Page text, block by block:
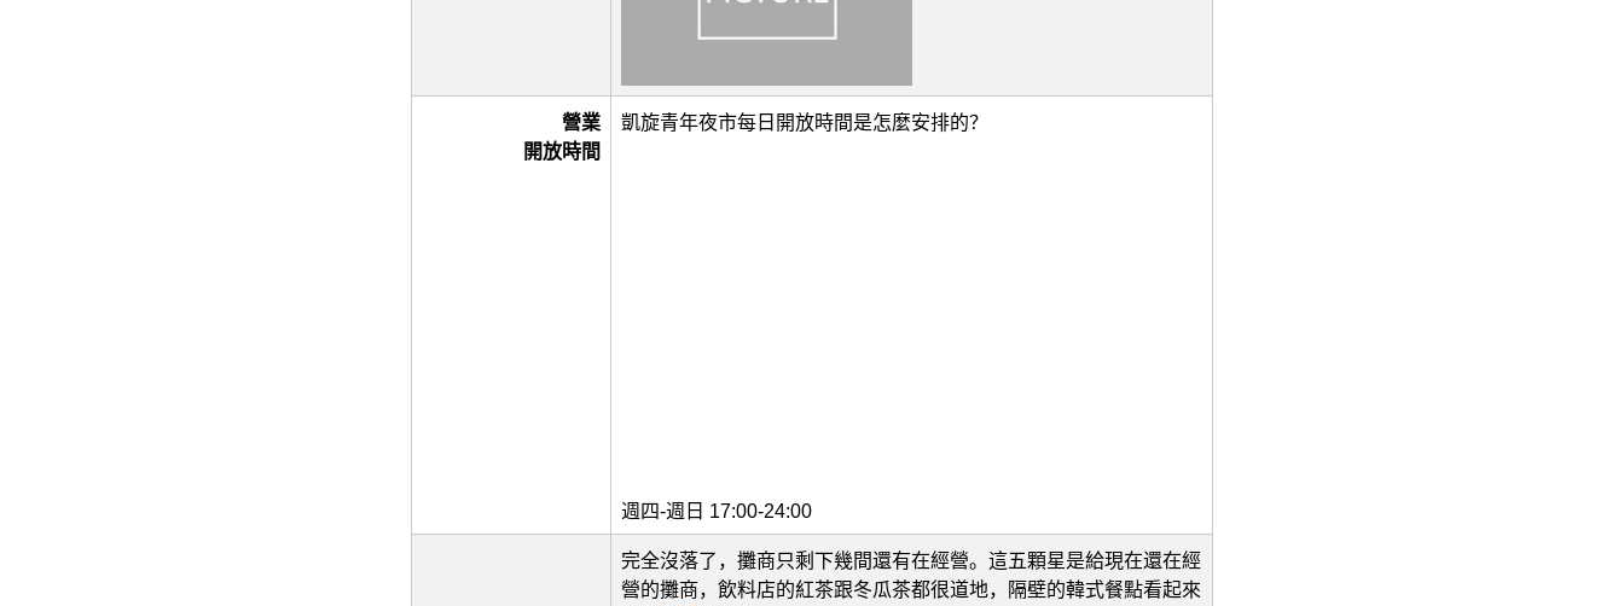
營業
開放時間
凱旋青年夜市每日開放時間是怎麼安排的？
週四-週日 17:00-24:00
完全沒落了，攤商只剩下幾間還有在經營。這五顆星是給現在還在經
營的攤商，飲料店的紅茶跟冬瓜茶都很道地，隔壁的韓式餐點看起來